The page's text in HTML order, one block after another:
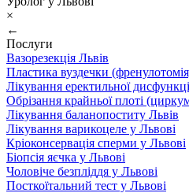
×
←
Послуги
Вазорезекція Львів
Пластика вуздечки
Лікування еректильної
Обрізання крайньої плоті
Лікування баланопоститу Львів
Лікування варикоцеле у Львові
Кріоконсервація сперми у Львові
Біопсія яєчка у Львові
Чоловіче безпліддя у Львові
Посткоїтальний тест у Львові